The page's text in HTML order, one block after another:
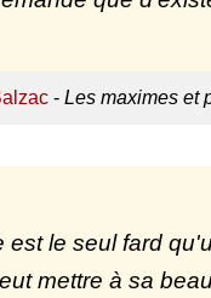
- Les maximes et
est le seul fard
mettre à sa